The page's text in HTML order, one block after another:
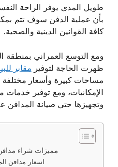
طويل المدى يوفر الراحة
بأن عملية الدفن سوف تتم
كافة القوانين الدينية والصحية.
ومع التوسع العمراني بمنطقة
ظهرت الحاجة لتوفير مقابر
مساحات كبيرة وأسعار
الإمكانيات، ومع توفير خدمات
وتجهيزها حتى صيانة المدافن
مميزات شراء مدافن
اسعار مدافن